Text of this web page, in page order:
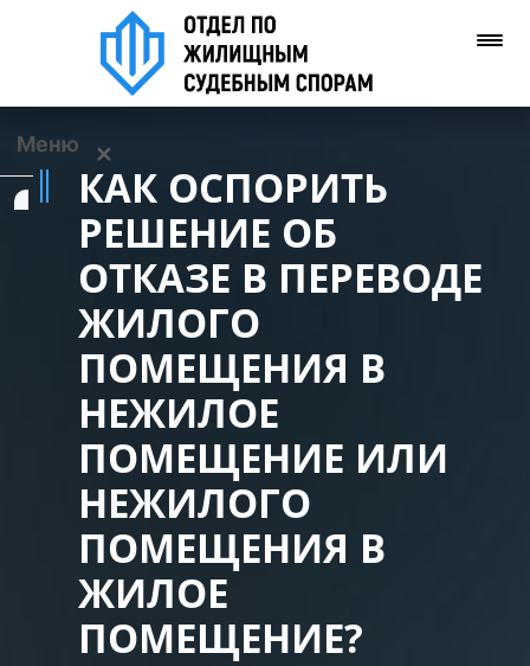
Меню ✕
Задать вопрос
Позвонить нам
РАЗДЕЛЫ
САЙТА
КАК ОСПОРИТЬ
РЕШЕНИЕ ОБ
ОТКАЗЕ В ПЕРЕВОДЕ
ЖИЛОГО
ПОМЕЩЕНИЯ В
НЕЖИЛОЕ
ПОМЕЩЕНИЕ ИЛИ
НЕЖИЛОГО
ПОМЕЩЕНИЯ В
ЖИЛОЕ
ПОМЕЩЕНИЕ?